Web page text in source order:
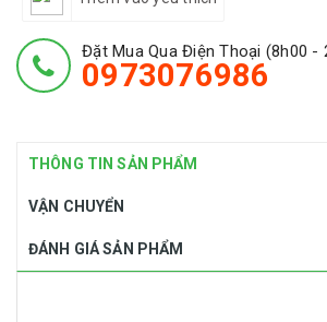
Đặt Mua Qua Điện Thoại (8h00 -
0973076986
THÔNG TIN SẢN PHẨM
VẬN CHUYỂN
ĐÁNH GIÁ SẢN PHẨM